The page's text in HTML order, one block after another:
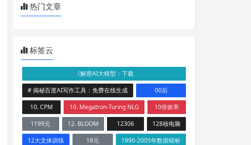
热门文章
标签云
《解密AI大模型：下载
# 揭秘百度AI写作工具：免费在线生成
00后
10. CPM
10. Megatron-Turing NLG
10倍效率
1199元
12. BLOOM 12306
128核电脑
12大文体训练
18元
1990-2005年数据错标